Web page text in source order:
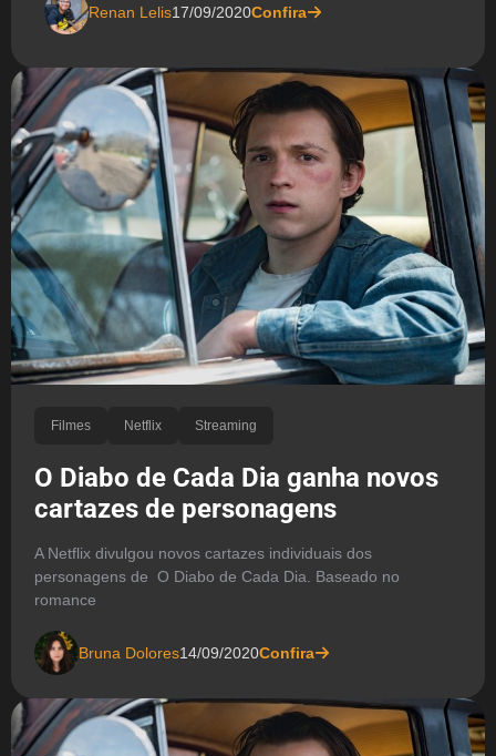
Renan Lelis17/09/2020Confira
Filmes Netflix Streaming
O Diabo de Cada Dia ganha novos
cartazes de personagens
A Netflix divulgou novos cartazes individuais dos
personagens de O Diabo de Cada Dia. Baseado no
romance
Bruna Dolores14/09/2020Confira